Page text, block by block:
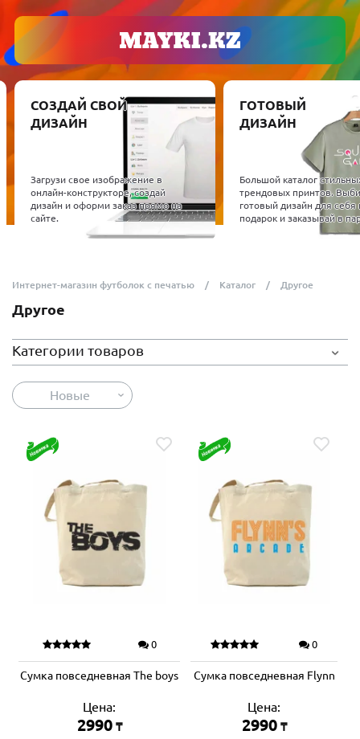
ГОТОВЫЙ
ДИЗАЙН
Большой каталог стильных и
трендовых принтов. Выбирай
готовый дизайн для себя или в
подарок и заказывай в пару кликов.
МАТЕРИАЛЫ
Проверенное
оборудование, на
работаем. Подберем
сублимационные
термопрессы и
материалы.
Интернет-магазин футболок с печатью Каталог Другое
Другое
Категории товаров
Новые
0
Сумка повседневная The boys
Цена:
2990 ₸
0
Сумка повседневная Flynn
Цена:
2990 ₸